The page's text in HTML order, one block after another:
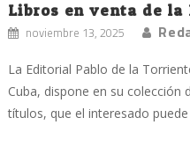
Libros en venta de
noviembre 13, 2025
La Editorial Pablo de la
Cuba, dispone en su colección
títulos, que el interesado